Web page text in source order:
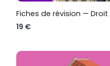
Fiches de révision —
19 €